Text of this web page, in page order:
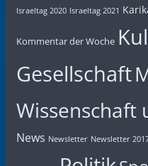
Israeltag 2020 Israeltag 2021
Kommentar der Woche
Gesellschaft
Wissenschaft
News Newsletter Newsletter